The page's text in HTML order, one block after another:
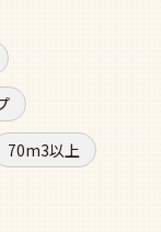
70m3以上